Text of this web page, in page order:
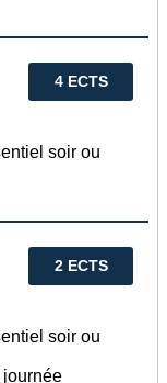
4 ECTS
soir ou
2 ECTS
soir ou